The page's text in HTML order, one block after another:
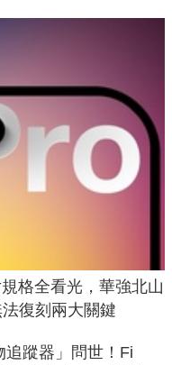
格全看光，華強北山
復刻兩大關鍵
追蹤器」問世！Fi